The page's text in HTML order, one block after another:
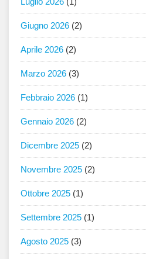
Giugno 2026 (2)
Aprile 2026 (2)
Marzo 2026 (3)
Febbraio 2026 (1)
Gennaio 2026 (2)
Dicembre 2025 (2)
Novembre 2025 (2)
Ottobre 2025 (1)
Settembre 2025 (1)
Agosto 2025 (3)